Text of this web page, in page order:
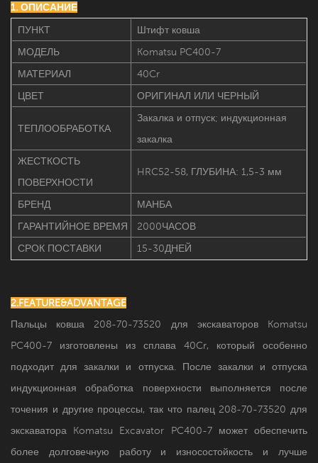
1. ОПИСАНИЕ
ПУНКТ
Штифт ковша
МОДЕЛЬ
Komatsu PC400-7
МАТЕРИАЛ
40Cr
ЦВЕТ
ОРИГИНАЛ ИЛИ ЧЕРНЫЙ
ТЕПЛООБРАБОТКА
Закалка и отпуск; индукционная
закалка
ЖЕСТКОСТЬ
ПОВЕРХНОСТИ
HRC52-58, ГЛУБИНА: 1,5-3 мм
БРЕНД
МАНБА
ГАРАНТИЙНОЕ ВРЕМЯ
2000ЧАСОВ
СРОК ПОСТАВКИ
15-30ДНЕЙ
2.FEATURE&ADVANTAGE
Пальцы ковша 208-70-73520 для экскаваторов Komatsu
PC400-7 изготовлены из сплава 40Cr, который особенно
подходит для закалки и отпуска. После закалки и отпуска
индукционная обработка поверхности выполняется после
точения и другие процессы, так что палец 208-70-73520 для
экскаватора Komatsu Excavator PC400-7 может обеспечить
более долговечную работу и износостойкость и лучше